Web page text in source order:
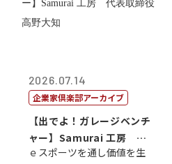
2026.07.14
企業家倶楽部アーカイブ
【出でよ！ガレージベンチ
ャー】Samurai 工房 代
表取締...
ｅスポーツを通し価値を生